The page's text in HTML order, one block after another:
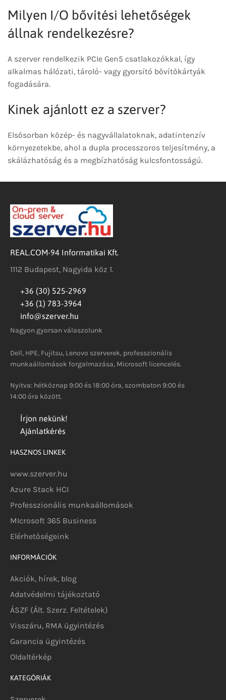
Milyen I/O bővítési lehetőségek
állnak rendelkezésre?
A szerver rendelkezik PCIe Gen5 csatlakozókkal, így
alkalmas hálózati, tároló- vagy gyorsító bővítőkártyák
fogadására.
Kinek ajánlott ez a szerver?
Elsősorban közép- és nagyvállalatoknak, adatintenzív
környezetekbe, ahol a dupla processzoros teljesítmény, a
skálázhatóság és a megbízhatóság kulcsfontosságú.
REAL.COM-94 Informatikai Kft.
1112 Budapest, Nagyida köz 1.
+36 (30) 525-2969
+36 (1) 783-3964
info@szerver.hu
Nagyon gyorsan válaszolunk
Dell, HPE, Fujitsu, Lenovo szerverek, professzionális
munkaállomások forgalmazása, Microsoft licencelés.
Nyitva: hétköznap 9:00 és 18:00 óra, szombaton 9:00 és
14:00 óra között.
Írjon nekünk!
Ajánlatkérés
HASZNOS LINKEK
www.szerver.hu
Azure Stack HCI
Professzionális munkaállomások
MIcrosoft 365 Business
Elérhetőségeink
INFORMÁCIÓK
Akciók, hírek, blog
Adatvédelmi tájékoztató
ÁSZF (Ált. Szerz. Feltételek)
Visszáru, RMA ügyintézés
Garancia ügyintézés
Oldaltérkép
KATEGÓRIÁK